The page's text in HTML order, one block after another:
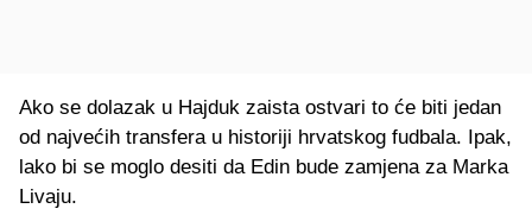
Ako se dolazak u Hajduk zaista ostvari to će biti jedan
od najvećih transfera u historiji hrvatskog fudbala. Ipak,
lako bi se moglo desiti da Edin bude zamjena za Marka
Livaju.